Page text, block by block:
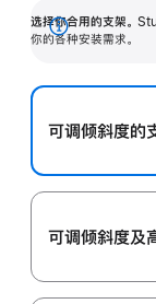
选择你合用的支架。
你的各种安装需求。
展
可调倾斜度的
可调倾斜度及